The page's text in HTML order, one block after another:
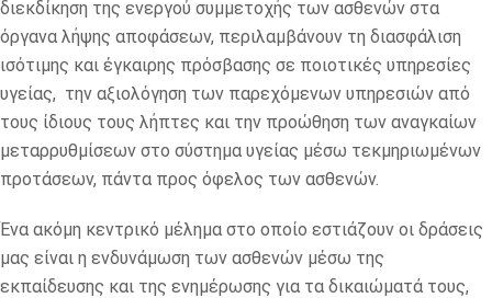
διεκδίκηση της ενεργού συμμετοχής των ασθενών στα
όργανα λήψης αποφάσεων, περιλαμβάνουν τη διασφάλιση
ισότιμης και έγκαιρης πρόσβασης σε ποιοτικές υπηρεσίες
υγείας, την αξιολόγηση των παρεχόμενων υπηρεσιών από
τους ίδιους τους λήπτες και την προώθηση των αναγκαίων
μεταρρυθμίσεων στο σύστημα υγείας μέσω τεκμηριωμένων
προτάσεων, πάντα προς όφελος των ασθενών.
Ένα ακόμη κεντρικό μέλημα στο οποίο εστιάζουν οι δράσεις
μας είναι η ενδυνάμωση των ασθενών μέσω της
εκπαίδευσης και της ενημέρωσης για τα δικαιώματά τους,